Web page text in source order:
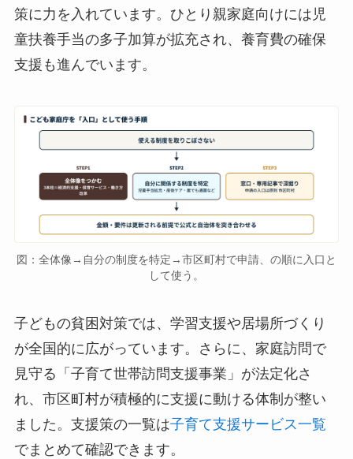
策に力を入れています。ひとり親家庭向けには児
童扶養手当の多子加算が拡充され、養育費の確保
支援も進んでいます。
図：全体像→自分の制度を特定→市区町村で申請、の順に入口と
して使う。
子どもの貧困対策では、学習支援や居場所づくり
が全国的に広がっています。さらに、家庭訪問で
見守る「子育て世帯訪問支援事業」が法定化さ
れ、市区町村が積極的に支援に動ける体制が整い
ました。支援策の一覧は子育て支援サービス一覧
でまとめて確認できます。